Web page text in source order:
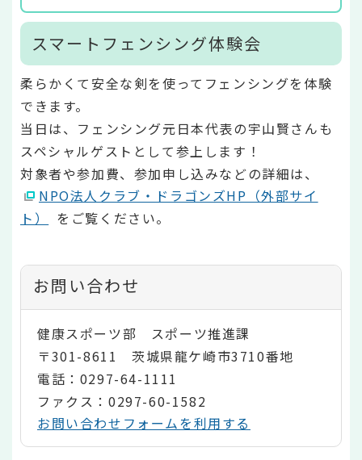
スマートフェンシング体験会
柔らかくて安全な剣を使ってフェンシングを体験
できます。
当日は、フェンシング元日本代表の宇山賢さんも
スペシャルゲストとして参上します！
対象者や参加費、参加申し込みなどの詳細は、
NPO法人クラブ・ドラゴンズHP（外部サイ
ト）
をご覧ください。
お問い合わせ
健康スポーツ部 スポーツ推進課
〒301-8611 茨城県龍ケ崎市3710番地
電話：0297-64-1111
ファクス：0297-60-1582
お問い合わせフォームを利用する